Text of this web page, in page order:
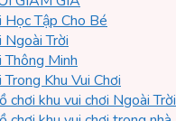
Tập Cho Bé
Trời
Minh
Khu Vui Chơi
chơi khu vui chơi Ngoài Trời